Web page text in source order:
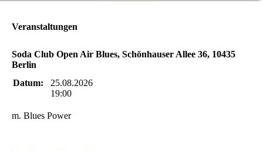
Veranstaltungen
Soda Club Open Air Blues, Schönhauser Allee 36, 10435
Berlin
Datum:
25.08.2026
19:00
m. Blues Power